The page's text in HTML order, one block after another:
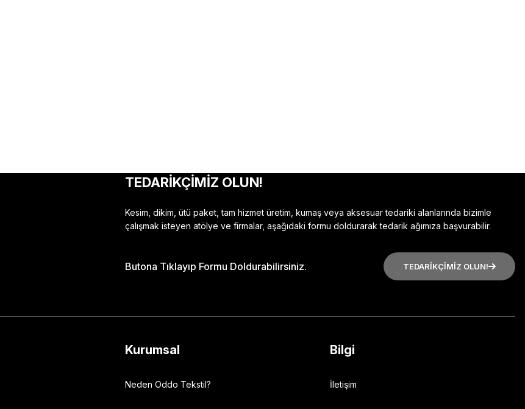
TEDARİKÇİMİZ OLUN!
Kesim, dikim, ütü paket, tam hizmet üretim, kumaş veya aksesuar tedariki alanlarında bizimle
çalışmak isteyen atölye ve firmalar, aşağıdaki formu doldurarak tedarik ağımıza başvurabilir.
Butona Tıklayıp Formu Doldurabilirsiniz. TEDARİKÇİMİZ OLUN!
Kurumsal
Neden Oddo Tekstil?
Bilgi
İletişim